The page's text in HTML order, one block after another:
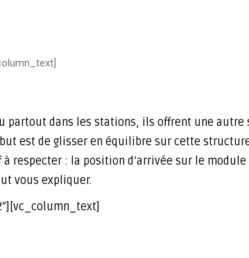
partout dans les stations, ils offrent une autre
est de glisser en équilibre sur cette
respecter : la position d’arrivée sur le
vous expliquer.